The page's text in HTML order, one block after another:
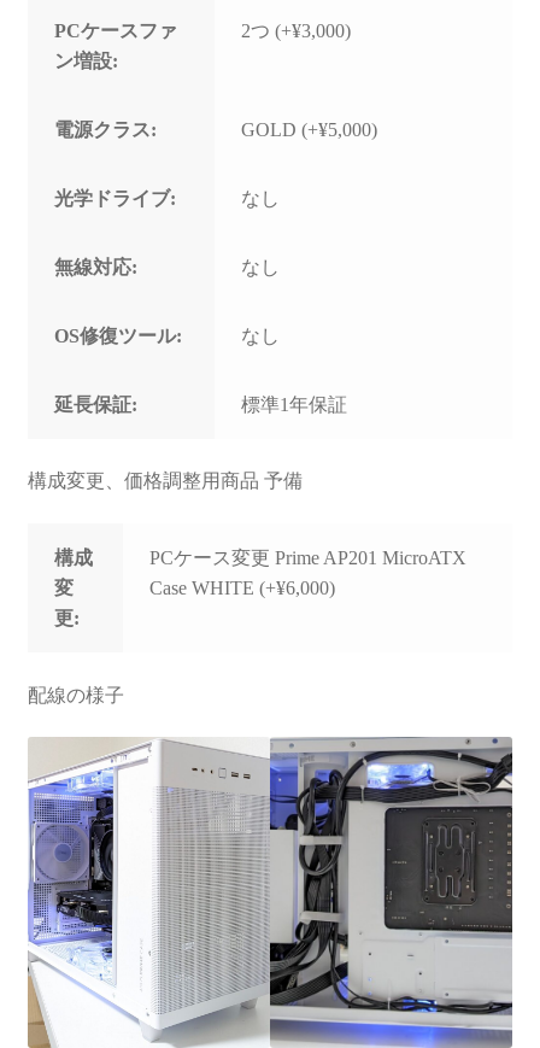
PCケースファ
ン増設:
2つ (+¥3,000)
電源クラス: GOLD (+¥5,000)
光学ドライブ: なし
無線対応: なし
OS修復ツール: なし
延長保証: 標準1年保証
構成変更、価格調整用商品 予備
構成
変
更:
PCケース変更 Prime AP201 MicroATX
Case WHITE (+¥6,000)
配線の様子